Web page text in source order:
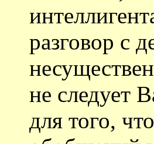
разговор с
не следует
для того,